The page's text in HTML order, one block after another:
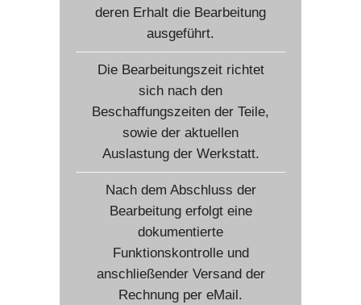
deren Erhalt die Bearbeitung
ausgeführt.
Die Bearbeitungszeit richtet
sich nach den
Beschaffungszeiten der Teile,
sowie der aktuellen
Auslastung der Werkstatt.
Nach dem Abschluss der
Bearbeitung erfolgt eine
dokumentierte
Funktionskontrolle und
anschließender Versand der
Rechnung per eMail.